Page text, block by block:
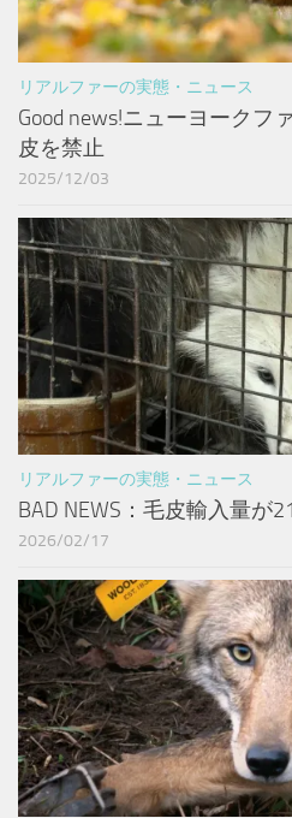
リアルファーの実態・ニュース
Good news!ニューヨークフ
皮を禁止
2025/12/03
リアルファーの実態・ニュース
BAD NEWS：毛皮輸入量が
2026/02/17